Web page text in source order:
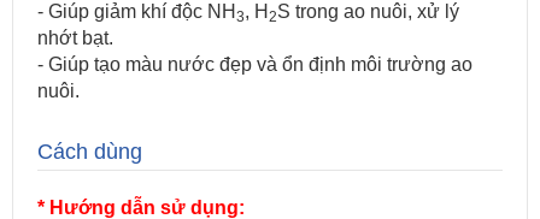
- Giúp giảm khí độc NH 3, H 2S trong ao nuôi, xử lý
nhớt bạt.
- Giúp tạo màu nước đẹp và ổn định môi trường ao
nuôi.
Cách dùng
* Hướng dẫn sử dụng: